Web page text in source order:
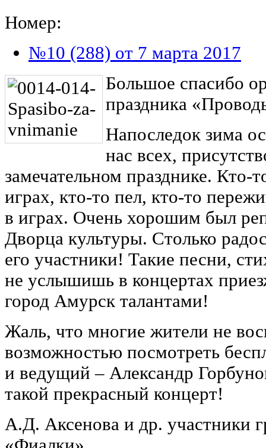
Номер:
№10 (288) от 7 марта 2017
Большое спасибо
праздника
Напоследок зима
нас всех,
замечательном празднике. Кто-
играх, кто-то пел, кто-то
в играх. Очень хорошим был
Дворца культуры. Столько
его участники! Такие песни,
не услышишь в концертах
город Амурск талантами!
Жаль, что многие жители не
возможностью посмотреть
и ведущий – Александр
такой прекрасный концерт!
А.Д. Аксенова и др. участники